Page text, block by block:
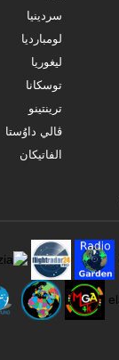
سردينيا
لومبارديا
ليغوريا
توسكانا
ترينتينو
ڤالي داوُستا
الفاتيكان